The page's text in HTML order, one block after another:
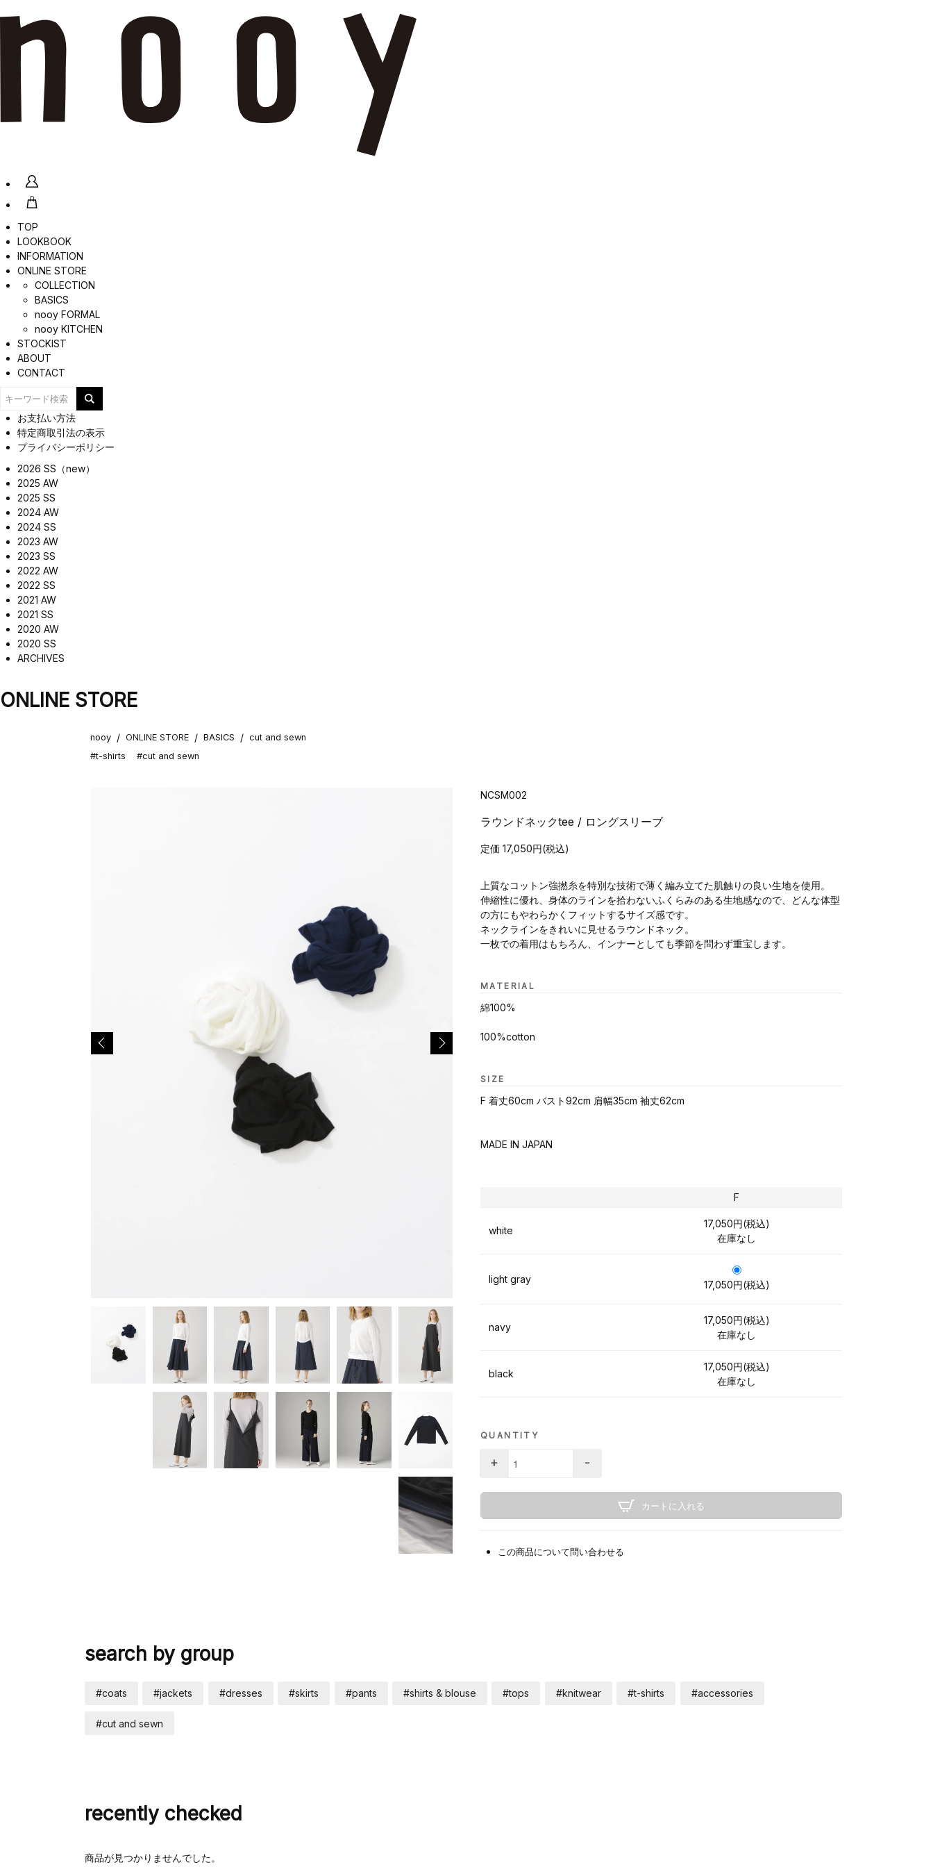
TOP
LOOKBOOK
INFORMATION
ONLINE STORE
COLLECTION
BASICS
nooy FORMAL
nooy KITCHEN
STOCKIST
ABOUT
CONTACT
お支払い方法
特定商取引法の表示
プライバシーポリシー
2026 SS（new）
2025 AW
2025 SS
2024 AW
2024 SS
2023 AW
2023 SS
2022 AW
2022 SS
2021 AW
2021 SS
2020 AW
2020 SS
ARCHIVES
ONLINE STORE
nooy / ONLINE STORE / BASICS / cut and sewn
#t-shirts
#cut and sewn
NCSM002
ラウンドネックtee / ロングスリーブ
定価 17,050円(税込)
上質なコットン強撚糸を特別な技術で薄く編み立てた肌触りの良い生地を使用。
伸縮性に優れ、身体のラインを拾わないふくらみのある生地感なので、どんな体型
の方にもやわらかくフィットするサイズ感です。
ネックラインをきれいに見せるラウンドネック。
一枚での着用はもちろん、インナーとしても季節を問わず重宝します。
MATERIAL
綿100%
100%cotton
SIZE
F 着丈60cm バスト92cm 肩幅35cm 袖丈62cm
MADE IN JAPAN
F
white
17,050円(税込)
在庫なし
light gray 17,050円(税込)
navy
17,050円(税込)
在庫なし
black
17,050円(税込)
在庫なし
QUANTITY
+ -
カートに入れる
この商品について問い合わせる
search by group
#coats #jackets #dresses #skirts #pants #shirts & blouse #tops #knitwear #t-shirts #accessories
#cut and sewn
recently checked
商品が見つかりませんでした。